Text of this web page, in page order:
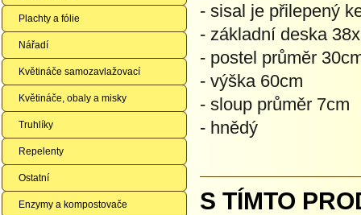
Plachty a fólie
Nářadí
Květináče samozavlažovací
Květináče, obaly a misky
Truhlíky
Repelenty
Ostatní
Enzymy a kompostovače
- sisal je přilepený
- základní deska
- postel průměr
- výška 60cm
- sloup průměr 7cm
- hnědý
S TÍMTO